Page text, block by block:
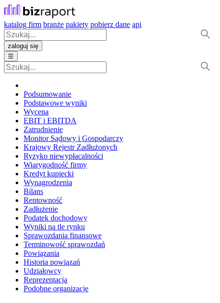
katalog firm branże pakiety pobierz dane api
zaloguj się
☰
Podsumowanie
Podstawowe wyniki
Wycena
EBIT i EBITDA
Zatrudnienie
Monitor Sądowy i Gospodarczy
Krajowy Rejestr Zadłużonych
Ryzyko niewypłacalności
Wiarygodność firmy
Kredyt kupiecki
Wynagrodzenia
Bilans
Rentowność
Zadłużenie
Podatek dochodowy
Wyniki na tle rynku
Sprawozdania finansowe
Terminowość sprawozdań
Powiązania
Historia powiązań
Udziałowcy
Reprezentacja
Podobne organizacje